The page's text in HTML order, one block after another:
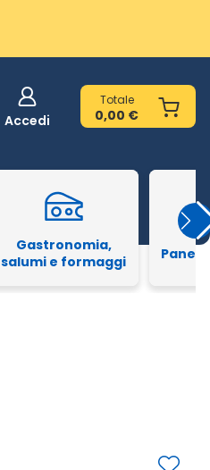
Accedi
Totale
0,00 €
Gastronomia,
salumi e formaggi
Pane